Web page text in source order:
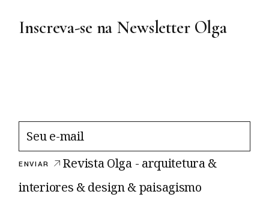
Inscreva-se na Newsletter Olga
ENVIAR
Revista Olga - arquitetura &
interiores & design & paisagismo